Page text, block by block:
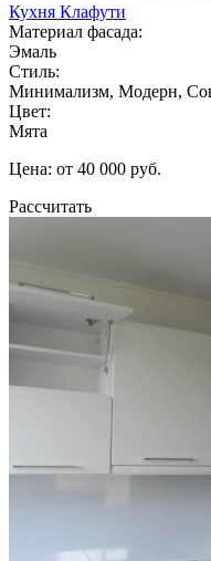
Кухня Клафути
Материал фасада:
Эмаль
Стиль:
Минимализм, Модерн,
Цвет:
Мята
Цена: от 40 000 руб.
Рассчитать